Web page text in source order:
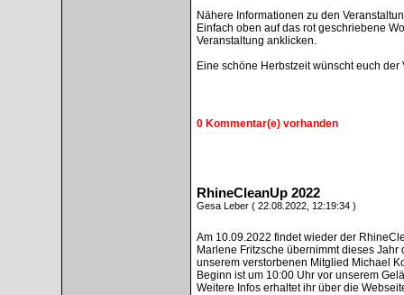
Nähere Informationen zu den
Einfach oben auf das rot geschriebene
Veranstaltung anklicken.
Eine schöne Herbstzeit wünscht euch der
0 Kommentar(e) vorhanden
RhineCleanUp 2022
Gesa Leber ( 22.08.2022, 12:19:34 )
Am 10.09.2022 findet wieder der
Marlene Fritzsche übernimmt dieses
unserem verstorbenen Mitglied Michael
Beginn ist um 10:00 Uhr vor unserem
Weitere Infos erhaltet ihr über die